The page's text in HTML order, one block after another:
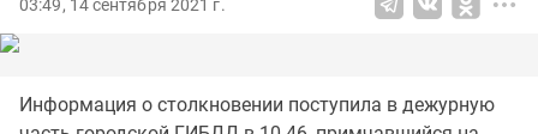
03:49, 14 сентября 2021 г.
Информация о столкновении поступила в дежурную